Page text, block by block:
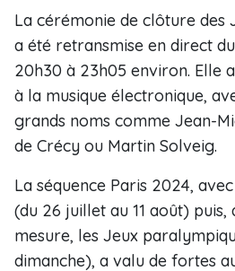
La cérémonie de clôture des
a été retransmise en direct
20h30 à 23h05 environ. Elle
à la musique électronique,
grands noms comme Jean-
de Crécy ou Martin Solveig.
La séquence Paris 2024,
(du 26 juillet au 11 août) puis,
mesure, les Jeux
dimanche), a valu de fortes